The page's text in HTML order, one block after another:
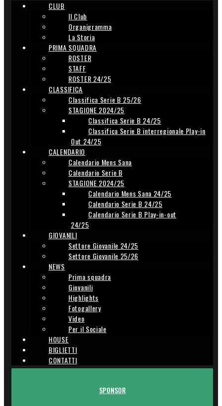
CLUB
Il Club
Organigramma
La Storia
PRIMA SQUADRA
ROSTER
STAFF
ROSTER 24/25
CLASSIFICA
Classifica Serie B 25/26
STAGIONE 2024/25
Classifica Serie B 24/25
Classifica Serie B interregionale Play-in
Out 24/25
CALENDARIO
Calendario Mens Sana
Calendario Serie B
STAGIONE 2024/25
Calendario Mens Sana 24/25
Calendario Serie B 24/25
Calendario Serie B Play-in-out
24/25
GIOVANILI
Settore Giovanile 24/25
Settore Giovanile 25/26
NEWS
Prima squadra
Giovanili
Highlights
Fotogallery
Video
Per il Sociale
HOUSE
BIGLIETTI
CONTATTI
SPONSOR